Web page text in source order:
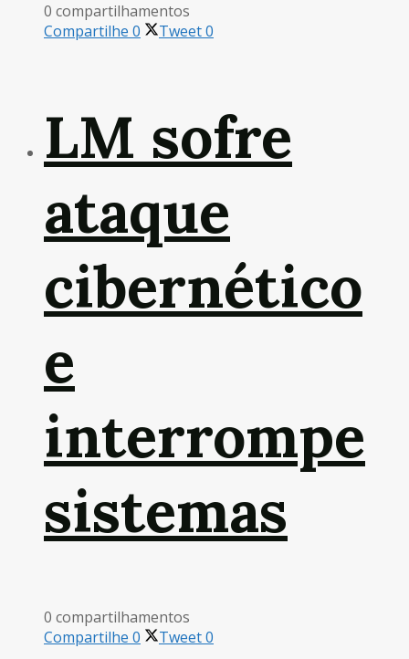
0 compartilhamentos
Compartilhe 0 Tweet0
LM sofre
ataque
cibernético
e
interrompe
sistemas
0 compartilhamentos
Compartilhe 0 Tweet0